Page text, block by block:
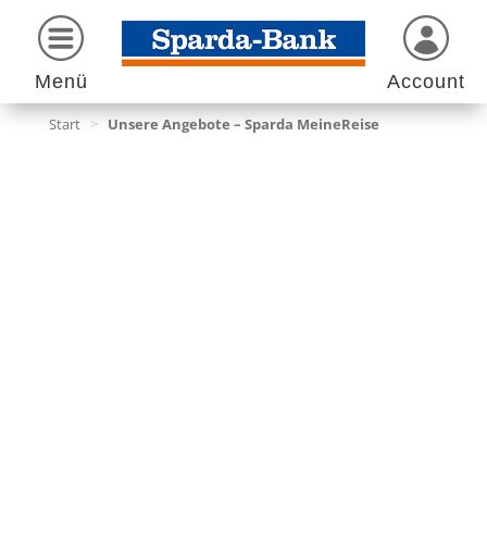
Menü Account
Start > Unsere Angebote – Sparda MeineReise